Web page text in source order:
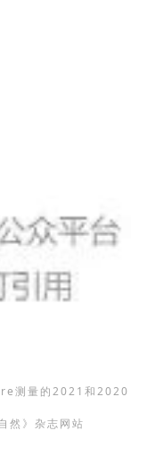
测量的2021和2020
然》杂志网站